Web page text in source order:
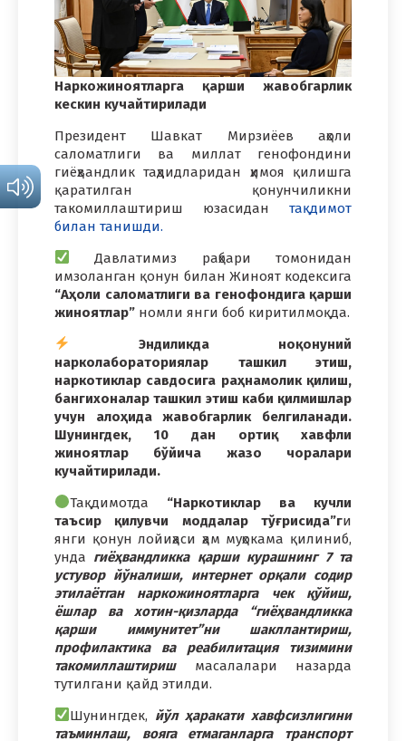
Наркожиноятларга қарши жавобгарлик
кескин кучайтирилади
Президент Шавкат Мирзиёев аҳоли
саломатлиги ва миллат генофондини
гиёҳвандлик таҳдидларидан ҳимоя қилишга
қаратилган қонунчиликни
такомиллаштириш юзасидан тақдимот
билан танишди.
Давлатимиз раҳбари томонидан
имзоланган қонун билан Жиноят кодексига
“Аҳоли саломатлиги ва генофондига қарши
жиноятлар” номли янги боб киритилмоқда.
Эндиликда ноқонуний
нарколабораториялар ташкил этиш,
наркотиклар савдосига раҳнамолик қилиш,
бангихоналар ташкил этиш каби қилмишлар
учун алоҳида жавобгарлик белгиланади.
Шунингдек, 10 дан ортиқ хавфли
жиноятлар бўйича жазо чоралари
кучайтирилади.
Тақдимотда “Наркотиклар ва кучли
таъсир қилувчи моддалар тўғрисида”ги
янги қонун лойиҳаси ҳам муҳокама қилиниб,
унда гиёҳвандликка қарши курашнинг 7 та
устувор йўналиши, интернет орқали содир
этилаётган наркожиноятларга чек қўйиш,
ёшлар ва хотин-қизларда “гиёҳвандликка
қарши иммунитет”ни шакллантириш,
профилактика ва реабилитация тизимини
такомиллаштиришмасалалари назарда
тутилгани қайд этилди.
Шунингдек, йўл ҳаракати хавфсизлигини
таъминлаш, вояга етмаганларга транспорт